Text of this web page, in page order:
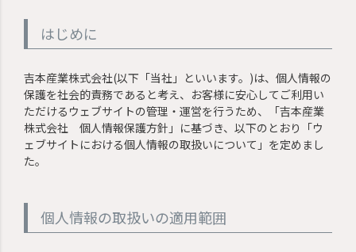
はじめに
吉本産業株式会社(以下「当社」といいます。)は、個人情報の
保護を社会的責務であると考え、お客様に安心してご利用い
ただけるウェブサイトの管理・運営を行うため、「吉本産業
株式会社 個人情報保護方針」に基づき、以下のとおり「ウ
ェブサイトにおける個人情報の取扱いについて」を定めまし
た。
個人情報の取扱いの適用範囲